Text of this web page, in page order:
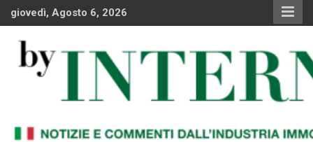
Skipgiovedì, Agosto 6, 2026